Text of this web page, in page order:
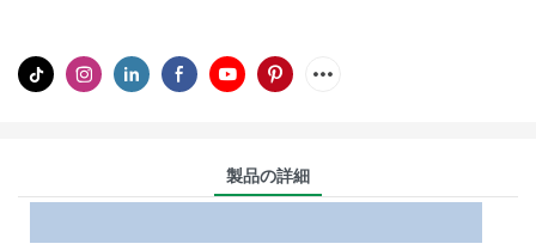
製品の詳細